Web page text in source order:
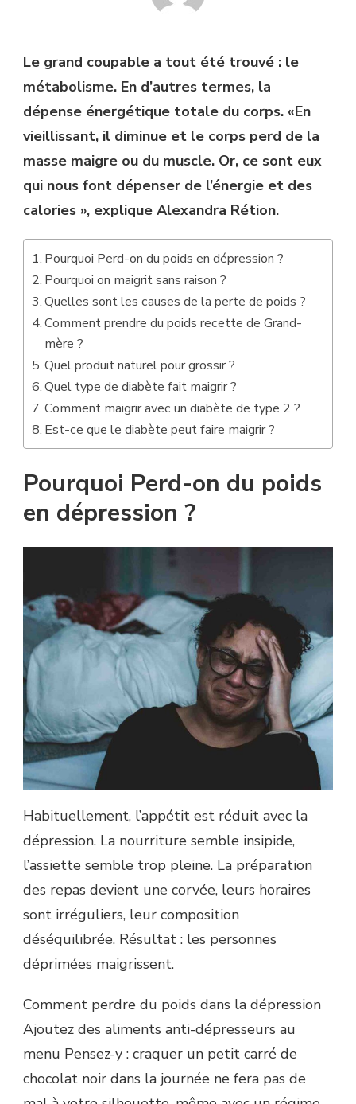
Le grand coupable a tout été trouvé : le
métabolisme. En d’autres termes, la
dépense énergétique totale du corps. «En
vieillissant, il diminue et le corps perd de la
masse maigre ou du muscle. Or, ce sont eux
qui nous font dépenser de l’énergie et des
calories », explique Alexandra Rétion.
Pourquoi Perd-on du poids en dépression ?
Pourquoi on maigrit sans raison ?
Quelles sont les causes de la perte de poids ?
Comment prendre du poids recette de Grand-
mère ?
Quel produit naturel pour grossir ?
Quel type de diabète fait maigrir ?
Comment maigrir avec un diabète de type 2 ?
Est-ce que le diabète peut faire maigrir ?
Pourquoi Perd-on du poids
en dépression ?
Habituellement, l’appétit est réduit avec la
dépression. La nourriture semble insipide,
l’assiette semble trop pleine. La préparation
des repas devient une corvée, leurs horaires
sont irréguliers, leur composition
déséquilibrée. Résultat : les personnes
déprimées maigrissent.
Comment perdre du poids dans la dépression
Ajoutez des aliments anti-dépresseurs au
menu Pensez-y : craquer un petit carré de
chocolat noir dans la journée ne fera pas de